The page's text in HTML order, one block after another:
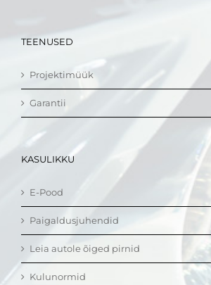
TEENUSED
Projektimüük
Garantii
KASULIKKU
E-Pood
Paigaldusjuhendid
Leia autole õiged pirnid
Kulunormid